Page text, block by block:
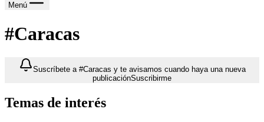
Menú
#Caracas
Suscríbete a #Caracas y te avisamos cuando haya una nueva
publicaciónSuscribirme
Temas de interés